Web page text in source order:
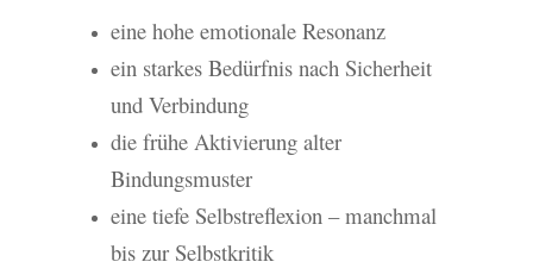
eine hohe emotionale Resonanz
ein starkes Bedürfnis nach Sicherheit
und Verbindung
die frühe Aktivierung alter
Bindungsmuster
eine tiefe Selbstreflexion – manchmal
bis zur Selbstkritik